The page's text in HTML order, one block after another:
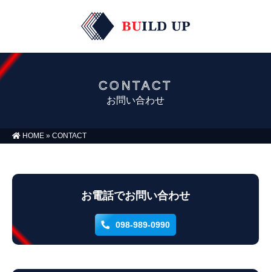
CONTACT
お問い合わせ
HOME » CONTACT
お電話でお問い合わせ
098-989-0990